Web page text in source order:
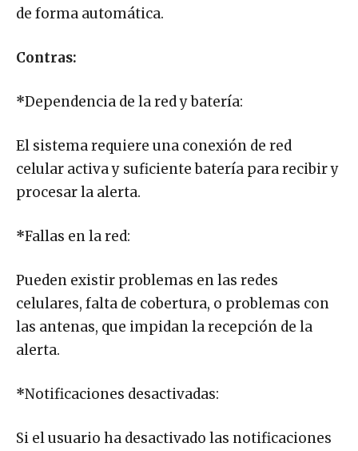
de forma automática.
Contras:
*Dependencia de la red y batería:
El sistema requiere una conexión de red
celular activa y suficiente batería para recibir y
procesar la alerta.
*Fallas en la red:
Pueden existir problemas en las redes
celulares, falta de cobertura, o problemas con
las antenas, que impidan la recepción de la
alerta.
*Notificaciones desactivadas:
Si el usuario ha desactivado las notificaciones